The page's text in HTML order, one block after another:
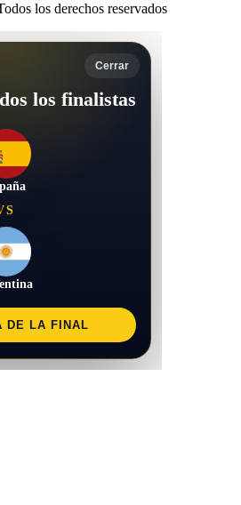
los derechos reservados
Cerrar
los finalistas
DE LA FINAL